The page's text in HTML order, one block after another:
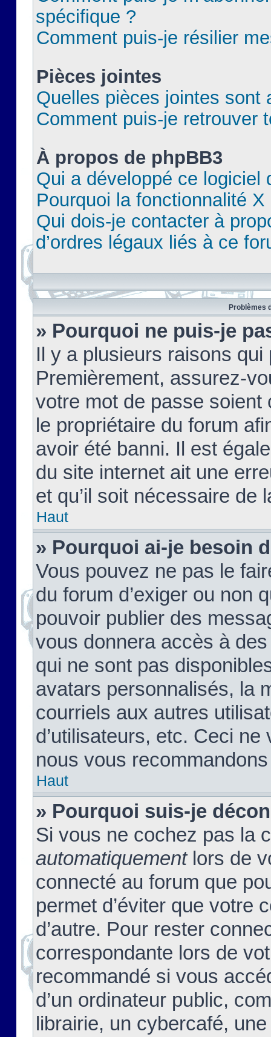
spécifique ?
Comment puis-je résilier
Pièces jointes
Quelles pièces jointes sont
Comment puis-je retrouver
À propos de phpBB3
Qui a développé ce logiciel
Pourquoi la fonctionnalité X
Qui dois-je contacter à
d’ordres légaux liés à ce
Problèmes
» Pourquoi ne puis-je
Il y a plusieurs raisons
Premièrement, assurez-
votre mot de passe soient
le propriétaire du forum
avoir été banni. Il est
du site internet ait une
et qu’il soit nécessaire de
Haut
» Pourquoi ai-je besoin
Vous pouvez ne pas le
du forum d’exiger ou non
pouvoir publier des
vous donnera accès à
qui ne sont pas
avatars personnalisés, la
courriels aux autres
d’utilisateurs, etc. Ceci
nous vous
Haut
» Pourquoi suis-je
Si vous ne cochez pas la
automatiquementlors de
connecté au forum que
permet d’éviter que votre
d’autre. Pour rester
correspondante lors de
recommandé si vous
d’un ordinateur public,
librairie, un cybercafé,